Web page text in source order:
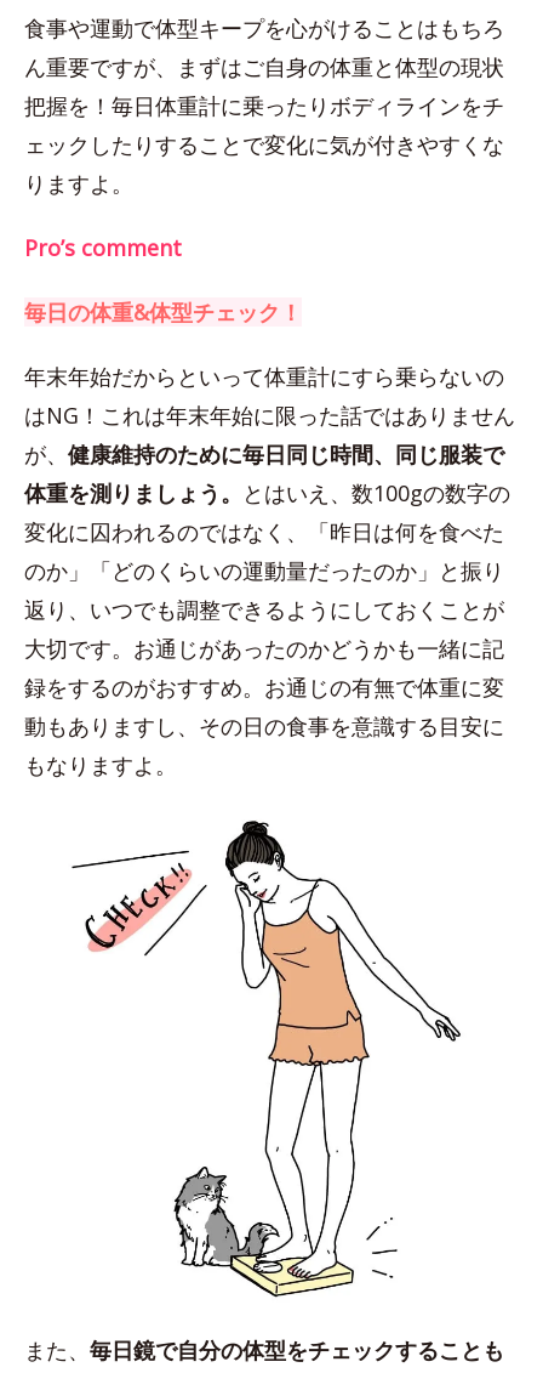
食事や運動で体型キープを心がけることはもちろ
ん重要ですが、まずはご自身の体重と体型の現状
把握を！毎日体重計に乗ったりボディラインをチ
ェックしたりすることで変化に気が付きやすくな
りますよ。
Pro’s comment
毎日の体重&体型チェック！
年末年始だからといって体重計にすら乗らないの
はNG！これは年末年始に限った話ではありません
が、 健康維持のために毎日同じ時間、同じ服装で
体重を測りましょう。 とはいえ、数100gの数字の
変化に囚われるのではなく、「昨日は何を食べた
のか」「どのくらいの運動量だったのか」と振り
返り、いつでも調整できるようにしておくことが
大切です。お通じがあったのかどうかも一緒に記
録をするのがおすすめ。お通じの有無で体重に変
動もありますし、その日の食事を意識する目安に
もなりますよ。
また、 毎日鏡で自分の体型をチェックすることも